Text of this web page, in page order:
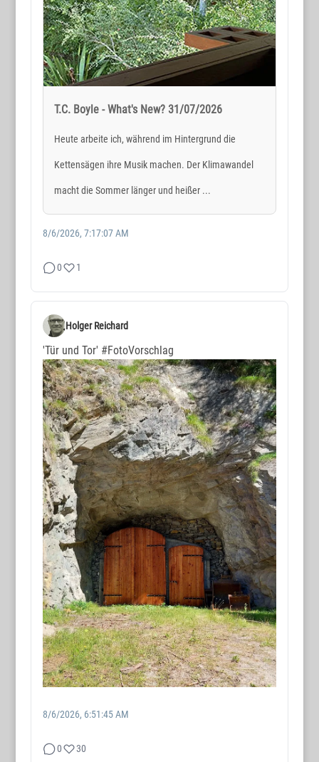
T.C. Boyle - What's New? 31/07/2026
Heute arbeite ich, während im Hintergrund die
Kettensägen ihre Musik machen. Der Klimawandel
macht die Sommer länger und heißer ...
8/6/2026, 7:17:07 AM
0 1
Holger Reichard
'Tür und Tor' #FotoVorschlag
8/6/2026, 6:51:45 AM
0 30